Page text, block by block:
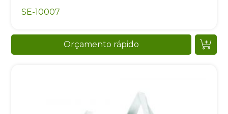
SE-10007
Orçamento rápido